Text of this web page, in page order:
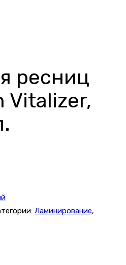
ресниц
Vitalizer,
Ламинирование,